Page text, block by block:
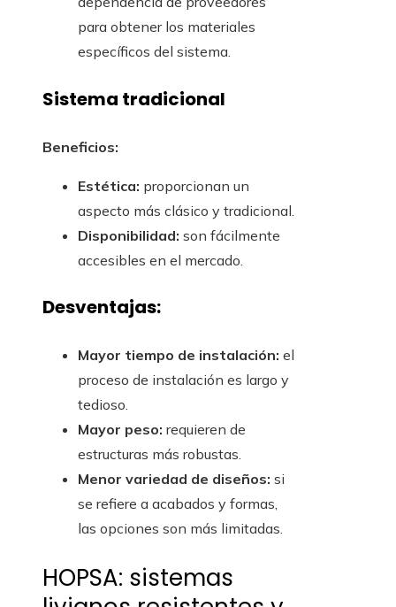
para obtener los materiales
específicos del sistema.
Sistema tradicional
Beneficios:
Estética: proporcionan un
aspecto más clásico y tradicional.
Disponibilidad: son fácilmente
accesibles en el mercado.
Desventajas:
Mayor tiempo de instalación: el
proceso de instalación es largo y
tedioso.
Mayor peso: requieren de
estructuras más robustas.
Menor variedad de diseños: si
se refiere a acabados y formas,
las opciones son más limitadas.
HOPSA: sistemas